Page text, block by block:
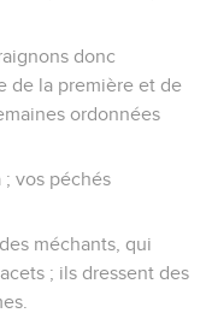
donc
de la première et de
ordonnées
vos péchés
méchants, qui
; ils dressent des